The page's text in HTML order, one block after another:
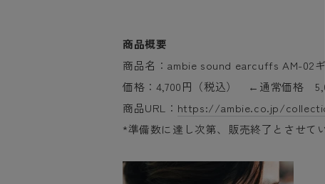
商品概要
商品名： ambie sound earcuffs AM-02
価格：4,700円（税込） ←通常価格
商品URL： https://ambie.co.jp/
*準備数に達し次第、販売終了とさせて